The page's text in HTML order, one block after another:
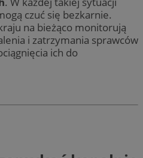
czuć się bezkarnie.
na bieżąco monitorują
i zatrzymania sprawców
ich do